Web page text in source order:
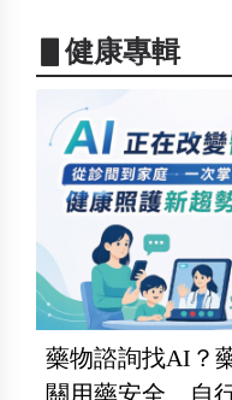
▋健康專輯
藥物諮詢找AI？
關用藥安全 自